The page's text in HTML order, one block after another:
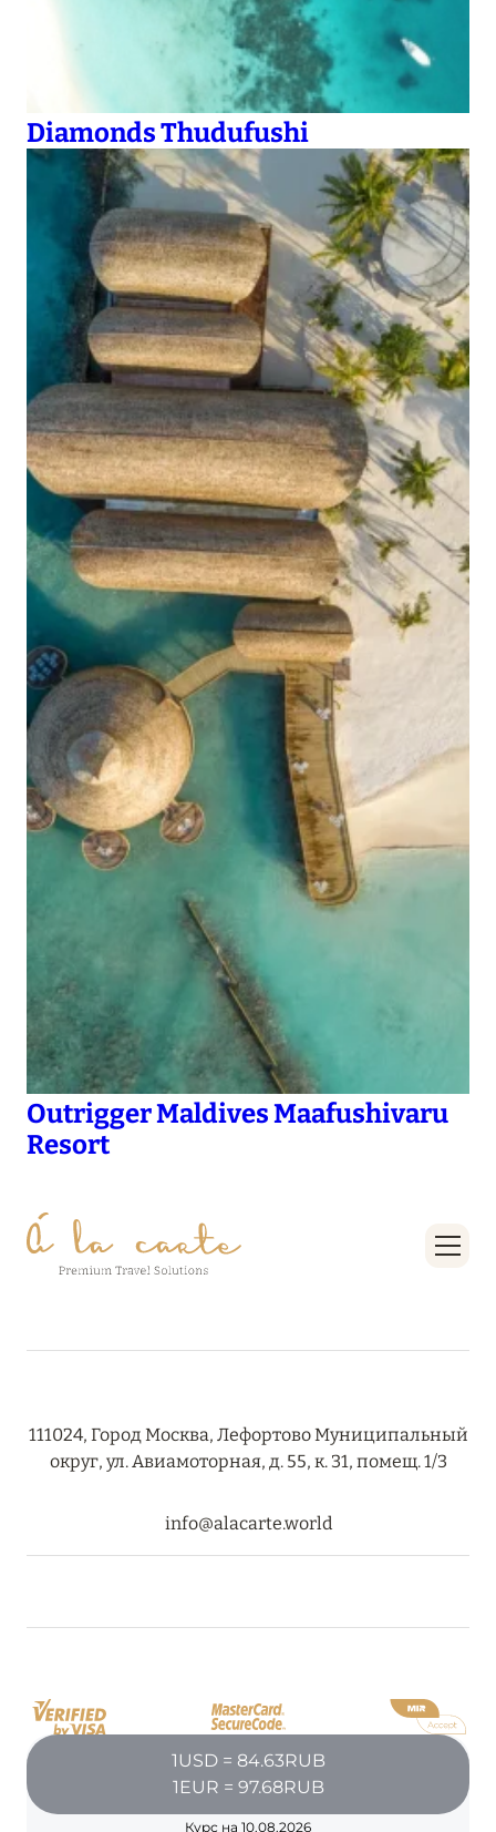
Diamonds Thudufushi
Outrigger Maldives Maafushivaru
Resort
111024, Город Москва, Лефортово Муниципальный
округ, ул. Авиамоторная, д. 55, к. 31, помещ. 1/3
info@alacarte.world
1USD = 84.63RUB
1EUR = 97.68RUB
Курс на 10.08.2026